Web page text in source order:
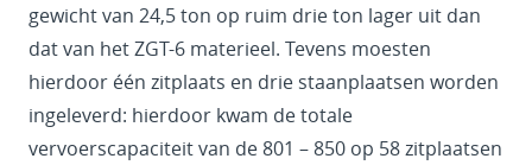
gewicht van 24,5 ton op ruim drie ton lager uit dan
dat van het ZGT-6 materieel. Tevens moesten
hierdoor één zitplaats en drie staanplaatsen worden
ingeleverd: hierdoor kwam de totale
vervoerscapaciteit van de 801 – 850 op 58 zitplaatsen